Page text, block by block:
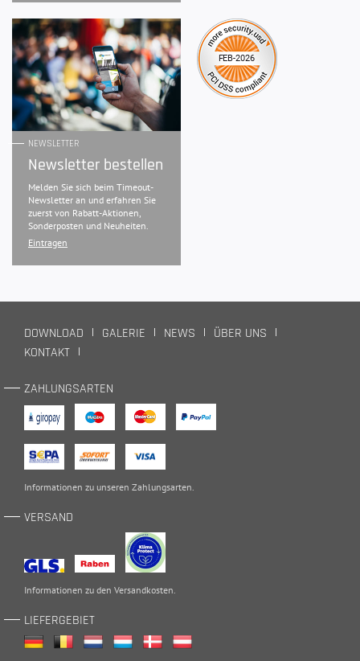
NEWSLETTER
Newsletter bestellen
Melden Sie sich beim Timeout-
Newsletter an und erfahren Sie
zuerst von Rabatt-Aktionen,
Sonderposten und Neuheiten.
Eintragen
DOWNLOAD GALERIE NEWS
ÜBER UNS
KONTAKT
ZAHLUNGSARTEN
Informationen zu unseren Zahlungsarten.
VERSAND
Informationen zu den Versandkosten.
LIEFERGEBIET